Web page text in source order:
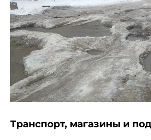
Транспорт, магазины и